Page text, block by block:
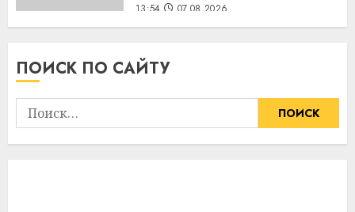
13:54 07.08.2026
ПОИСК ПО САЙТУ
Найти: